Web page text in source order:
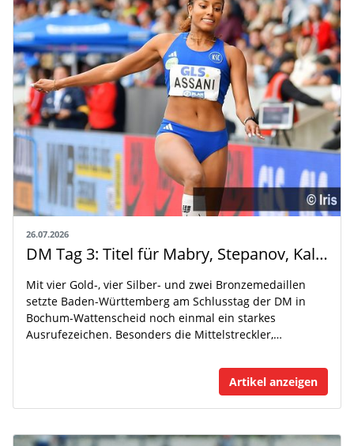
26.07.2026
DM Tag 3: Titel für Mabry, Stepanov, Kallabis und Assani
Mit vier Gold-, vier Silber- und zwei Bronzemedaillen
setzte Baden-Württemberg am Schlusstag der DM in
Bochum-Wattenscheid noch einmal ein starkes
Ausrufezeichen. Besonders die Mittelstreckler,…
Artikel anzeigen